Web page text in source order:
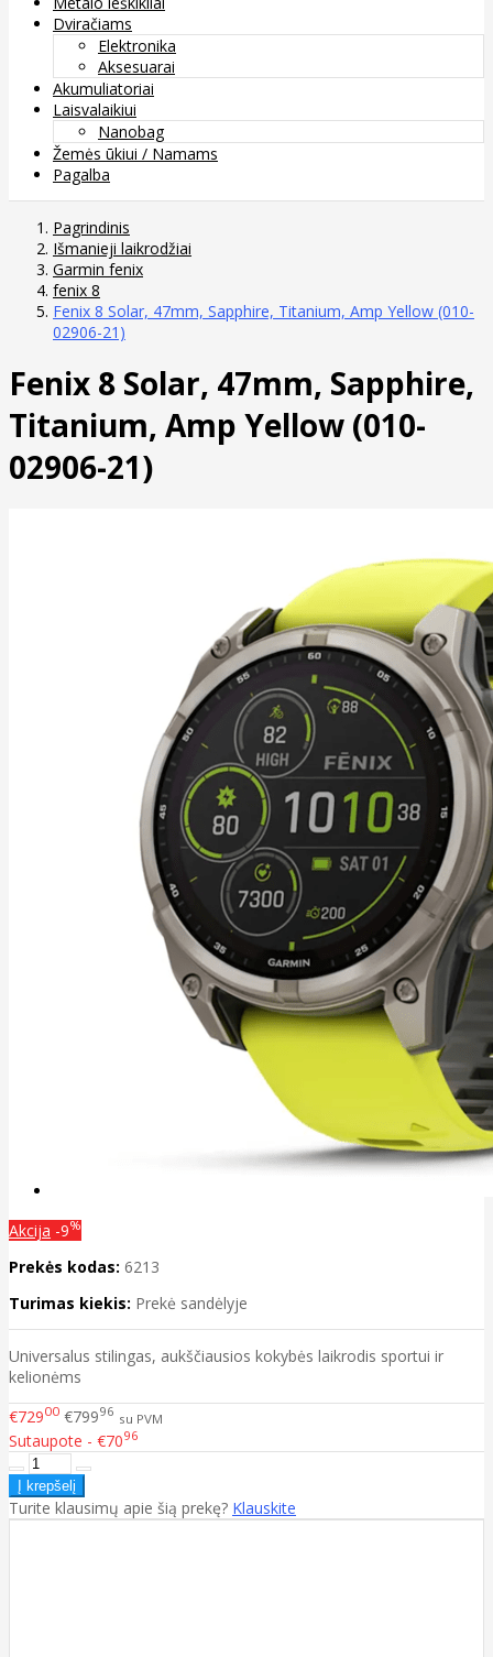
Dviračiams
Elektronika
Aksesuarai
Akumuliatoriai
Laisvalaikiui
Nanobag
Žemės ūkiui / Namams
Pagalba
Pagrindinis
Išmanieji laikrodžiai
Garmin fenix
fenix 8
Fenix 8 Solar, 47mm, Sapphire, Titanium, Amp Yellow (010-
02906-21)
Fenix 8 Solar, 47mm, Sapphire,
Titanium, Amp Yellow (010-
02906-21)
Akcija -9%
Prekės kodas: 6213
Turimas kiekis: Prekė sandėlyje
Universalus stilingas, aukščiausios kokybės laikrodis sportui ir
kelionėms
€72900 €79996 su PVM
Sutaupote - €7096
Turite klausimų apie šią prekę? Klauskite